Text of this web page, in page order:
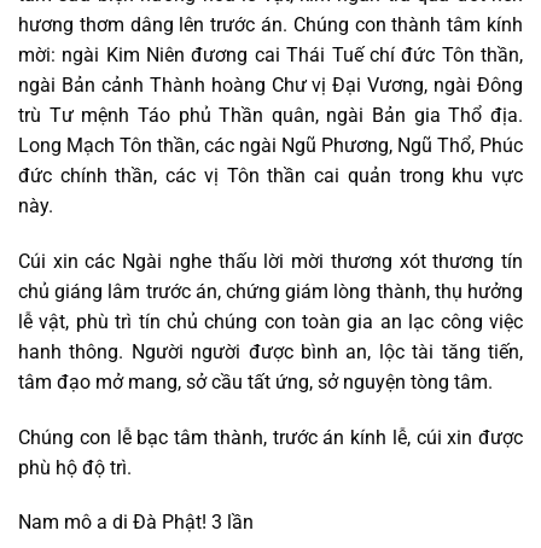
hương thơm dâng lên trước án. Chúng con thành tâm kính
mời: ngài Kim Niên đương cai Thái Tuế chí đức Tôn thần,
ngài Bản cảnh Thành hoàng Chư vị Đại Vương, ngài Đông
trù Tư mệnh Táo phủ Thần quân, ngài Bản gia Thổ địa.
Long Mạch Tôn thần, các ngài Ngũ Phương, Ngũ Thổ, Phúc
đức chính thần, các vị Tôn thần cai quản trong khu vực
này.
Cúi xin các Ngài nghe thấu lời mời thương xót thương tín
chủ giáng lâm trước án, chứng giám lòng thành, thụ hưởng
lễ vật, phù trì tín chủ chúng con toàn gia an lạc công việc
hanh thông. Người người được bình an, lộc tài tăng tiến,
tâm đạo mở mang, sở cầu tất ứng, sở nguyện tòng tâm.
Chúng con lễ bạc tâm thành, trước án kính lễ, cúi xin được
phù hộ độ trì.
Nam mô a di Đà Phật! 3 lần